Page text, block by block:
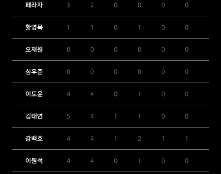
페라자 3 2 0 0 0 0 0
황영묵 1 1 0 1 0 0 0
오재원 0 0 0 0 0 0 0
심우준 0 0 0 0 0 0 0
이도윤 4 4 0 1 0 0 0
김태연 5 4 1 1 0 0 0
강백호 4 4 1 2 1 1 0
이원석 4 4 0 1 0 0 0